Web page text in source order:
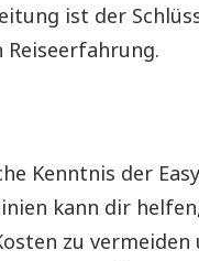
ist der
Reiseerfahrung.
Kenntnis der
kann dir
zu vermeiden